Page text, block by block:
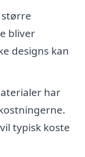
større
bliver
designs kan
har
typisk koste